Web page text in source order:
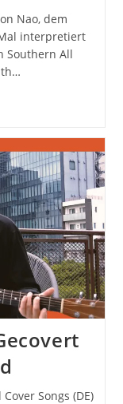
Nao, dem
interpretiert
Southern All
Songs (DE)